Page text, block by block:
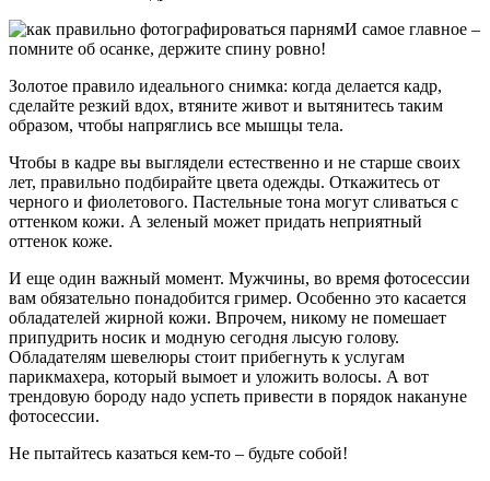
И самое главное –
помните об осанке, держите спину ровно!
Золотое правило идеального снимка: когда делается кадр,
сделайте резкий вдох, втяните живот и вытянитесь таким
образом, чтобы напряглись все мышцы тела.
Чтобы в кадре вы выглядели естественно и не старше своих
лет, правильно подбирайте цвета одежды. Откажитесь от
черного и фиолетового. Пастельные тона могут сливаться с
оттенком кожи. А зеленый может придать неприятный
оттенок коже.
И еще один важный момент. Мужчины, во время фотосессии
вам обязательно понадобится гример. Особенно это касается
обладателей жирной кожи. Впрочем, никому не помешает
припудрить носик и модную сегодня лысую голову.
Обладателям шевелюры стоит прибегнуть к услугам
парикмахера, который вымоет и уложить волосы. А вот
трендовую бороду надо успеть привести в порядок накануне
фотосессии.
Не пытайтесь казаться кем-то – будьте собой!